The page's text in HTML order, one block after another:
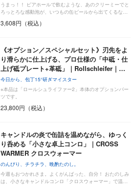
うまっ！！ ビアホールで飲むような、あのクリーミーでと
ろっとろな感動泡が、いつもの缶ビールから出てくるな…
3,608円（税込）
《オプション／スペシャルセット》刃先をよ
り滑らかに仕上げる、プロ仕様の「中砥・仕
上げ砥プレート+革砥」｜Rollschleifer｜…
今日から、包丁15°研ぎマイスター
※本品は「ロールシュライファー2」本体のオプションパー
ツです。
23,800円（税込）
キャンドルの炎で缶詰を温めながら、ゆっく
り呑める「小さな卓上コンロ」｜CROSS
WARMER クロスウォーマー
のんびり、チラチラ、晩酌たのし。
今週もおつかれさま。よくがんばった、自分！ おたのしみ
は、小さなキャンドルコンロ「クロスウォーマー」で温…